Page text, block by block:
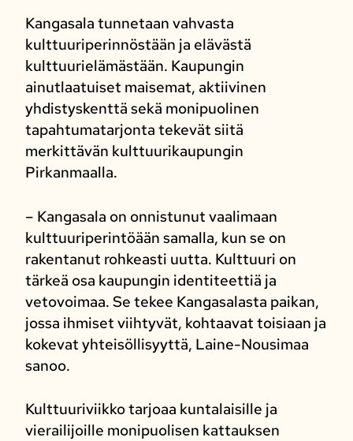
Kangasala tunnetaan vahvasta
kulttuuriperinnöstään ja elävästä
kulttuurielämästään. Kaupungin
ainutlaatuiset maisemat, aktiivinen
yhdistyskenttä sekä monipuolinen
tapahtumatarjonta tekevät siitä
merkittävän kulttuurikaupungin
Pirkanmaalla.
– Kangasala on onnistunut vaalimaan
kulttuuriperintöään samalla, kun se on
rakentanut rohkeasti uutta. Kulttuuri on
tärkeä osa kaupungin identiteettiä ja
vetovoimaa. Se tekee Kangasalasta paikan,
jossa ihmiset viihtyvät, kohtaavat toisiaan ja
kokevat yhteisöllisyyttä, Laine-Nousimaa
sanoo.
Kulttuuriviikko tarjoaa kuntalaisille ja
vierailijoille monipuolisen kattauksen